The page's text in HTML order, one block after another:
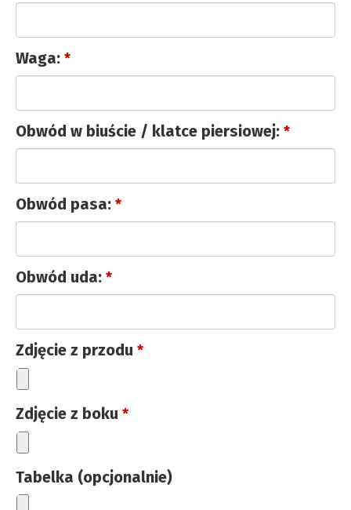
Waga: *
Obwód w biuście / klatce piersiowej: *
Obwód pasa: *
Obwód uda: *
Zdjęcie z przodu *
Zdjęcie z boku *
Tabelka (opcjonalnie)